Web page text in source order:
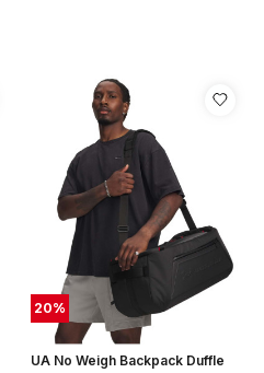
20%
UA No Weigh Backpack Duffle